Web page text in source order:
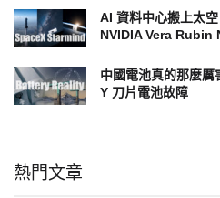
AI 資料中心搬上太
NVIDIA Vera Rubin
中國電池真的那麼
Y 刀片電池故障
熱門文章